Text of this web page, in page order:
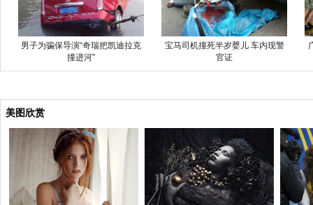
男子为骗保导演“奇瑞把凯迪拉克
撞进河”
宝马司机撞死半岁婴儿 车内现警
官证
美图欣赏